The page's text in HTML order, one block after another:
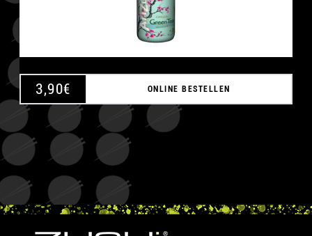
3,90€ ONLINE BESTELLEN